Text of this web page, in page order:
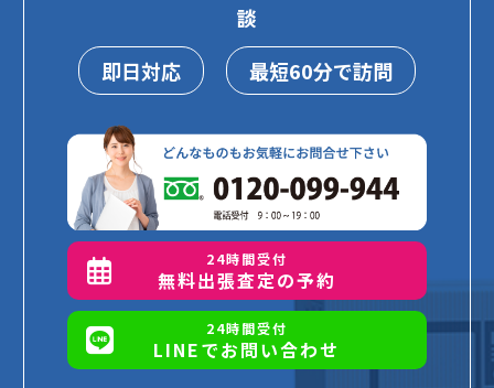
談
即日対応
最短60分で訪問
24時間受付
無料出張査定の予約
24時間受付
LINEでお問い合わせ